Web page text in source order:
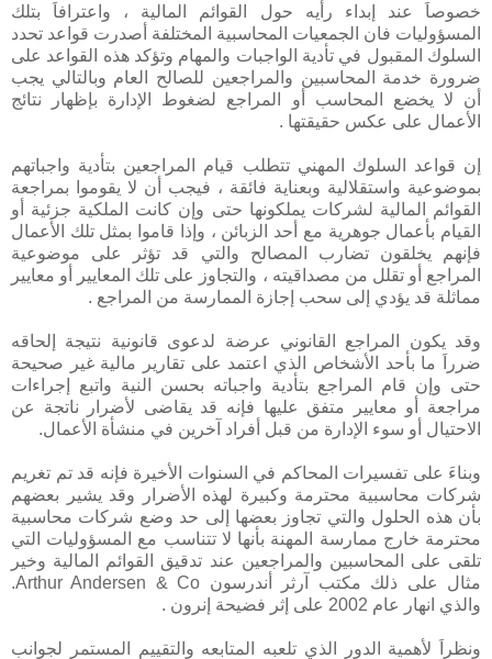
خصوصاَ عند إبداء رأيه حول القوائم المالية ، واعترافاَ بتلك
المسؤوليات فان الجمعيات المحاسبية المختلفة أصدرت قواعد تحدد
السلوك المقبول في تأدية الواجبات والمهام وتؤكد هذه القواعد على
ضرورة خدمة المحاسبين والمراجعين للصالح العام وبالتالي يجب
أن لا يخضع المحاسب أو المراجع لضغوط الإدارة بإظهار نتائج
الأعمال على عكس حقيقتها .
إن قواعد السلوك المهني تتطلب قيام المراجعين بتأدية واجباتهم
بموضوعية واستقلالية وبعناية فائقة ، فيجب أن لا يقوموا بمراجعة
القوائم المالية لشركات يملكونها حتى وإن كانت الملكية جزئية أو
القيام بأعمال جوهرية مع أحد الزبائن ، وإذا قاموا بمثل تلك الأعمال
فإنهم يخلقون تضارب المصالح والتي قد تؤثر على موضوعية
المراجع أو تقلل من مصداقيته ، والتجاوز على تلك المعايير أو معايير
مماثلة قد يؤدي إلى سحب إجازة الممارسة من المراجع .
وقد يكون المراجع القانوني عرضة لدعوى قانونية نتيجة إلحاقه
ضرراَ ما بأحد الأشخاص الذي اعتمد على تقارير مالية غير صحيحة
حتى وإن قام المراجع بتأدية واجباته بحسن النية واتبع إجراءات
مراجعة أو معايير متفق عليها فإنه قد يقاضى لأضرار ناتجة عن
الاحتيال أو سوء الإدارة من قبل أفراد آخرين في منشأة الأعمال.
وبناءَ على تفسيرات المحاكم في السنوات الأخيرة فإنه قد تم تغريم
شركات محاسبية محترمة وكبيرة لهذه الأضرار وقد يشير بعضهم
بأن هذه الحلول والتي تجاوز بعضها إلى حد وضع شركات محاسبية
محترمة خارج ممارسة المهنة بأنها لا تتناسب مع المسؤوليات التي
تلقى على المحاسبين والمراجعين عند تدقيق القوائم المالية وخير
مثال على ذلك مكتب آرثر أندرسون Arthur Andersen & Co.
والذي انهار عام 2002 على إثر فضيحة إنرون .
ونظراَ لأهمية الدور الذي تلعبه المتابعه والتقييم المستمر لجوانب